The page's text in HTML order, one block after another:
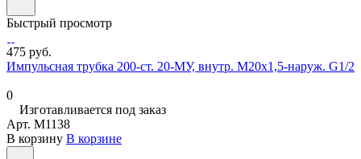
Быстрый просмотр
475 руб.
Импульсная трубка 200-ст. 20-МУ, внутр. М20х1,5-наруж. G1/2
0
Изготавливается под заказ
Арт. M1138
В корзину В корзине